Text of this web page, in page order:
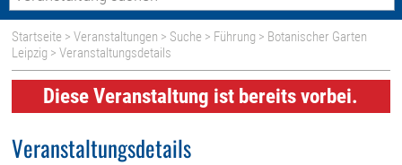
Startseite >Veranstaltungen > Suche > Führung > Botanischer Garten
Leipzig > Veranstaltungsdetails
Diese Veranstaltung ist bereits vorbei.
Veranstaltungsdetails